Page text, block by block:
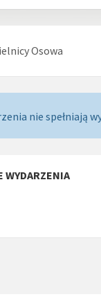
Osowa
nie spełniają
WYDARZENIA